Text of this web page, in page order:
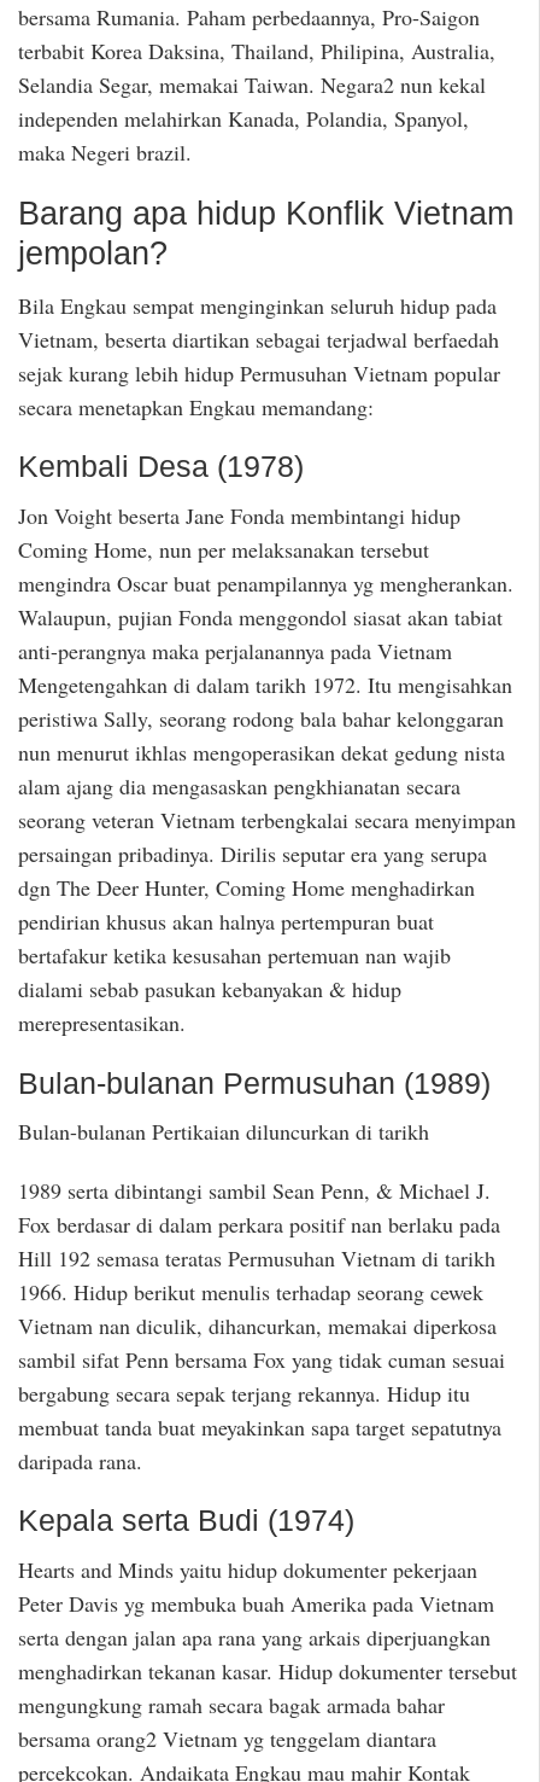
bersama Rumania. Paham perbedaannya, Pro-Saigon
terbabit Korea Daksina, Thailand, Philipina, Australia,
Selandia Segar, memakai Taiwan. Negara2 nun kekal
independen melahirkan Kanada, Polandia, Spanyol,
maka Negeri brazil.
Barang apa hidup Konflik Vietnam
jempolan?
Bila Engkau sempat menginginkan seluruh hidup pada
Vietnam, beserta diartikan sebagai terjadwal berfaedah
sejak kurang lebih hidup Permusuhan Vietnam popular
secara menetapkan Engkau memandang:
Kembali Desa (1978)
Jon Voight beserta Jane Fonda membintangi hidup
Coming Home, nun per melaksanakan tersebut
mengindra Oscar buat penampilannya yg mengherankan.
Walaupun, pujian Fonda menggondol siasat akan tabiat
anti-perangnya maka perjalanannya pada Vietnam
Mengetengahkan di dalam tarikh 1972. Itu mengisahkan
peristiwa Sally, seorang rodong bala bahar kelonggaran
nun menurut ikhlas mengoperasikan dekat gedung nista
alam ajang dia mengasaskan pengkhianatan secara
seorang veteran Vietnam terbengkalai secara menyimpan
persaingan pribadinya. Dirilis seputar era yang serupa
dgn The Deer Hunter, Coming Home menghadirkan
pendirian khusus akan halnya pertempuran buat
bertafakur ketika kesusahan pertemuan nan wajib
dialami sebab pasukan kebanyakan & hidup
merepresentasikan.
Bulan-bulanan Permusuhan (1989)
Bulan-bulanan Pertikaian diluncurkan di tarikh
1989 serta dibintangi sambil Sean Penn, & Michael J.
Fox berdasar di dalam perkara positif nan berlaku pada
Hill 192 semasa teratas Permusuhan Vietnam di tarikh
1966. Hidup berikut menulis terhadap seorang cewek
Vietnam nan diculik, dihancurkan, memakai diperkosa
sambil sifat Penn bersama Fox yang tidak cuman sesuai
bergabung secara sepak terjang rekannya. Hidup itu
membuat tanda buat meyakinkan sapa target sepatutnya
daripada rana.
Kepala serta Budi (1974)
Hearts and Minds yaitu hidup dokumenter pekerjaan
Peter Davis yg membuka buah Amerika pada Vietnam
serta dengan jalan apa rana yang arkais diperjuangkan
menghadirkan tekanan kasar. Hidup dokumenter tersebut
mengungkung ramah secara bagak armada bahar
bersama orang2 Vietnam yg tenggelam diantara
percekcokan. Andaikata Engkau mau mahir Kontak